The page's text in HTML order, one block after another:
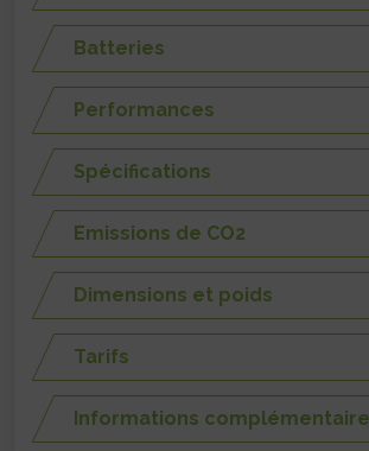
Batteries
Performances
Spécifications
Emissions de CO2
Dimensions et poids
Tarifs
Informations